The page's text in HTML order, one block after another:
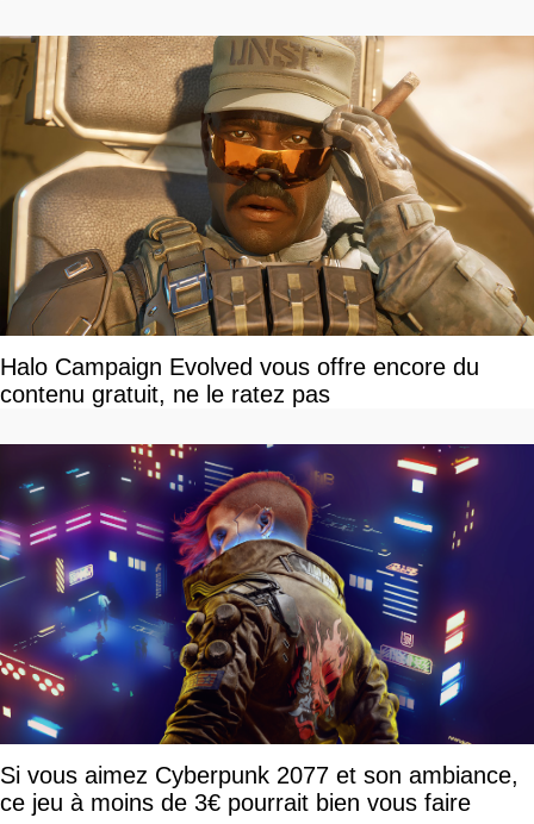
Halo Campaign Evolved vous offre encore du
contenu gratuit, ne le ratez pas
Si vous aimez Cyberpunk 2077 et son ambiance,
ce jeu à moins de 3€ pourrait bien vous faire